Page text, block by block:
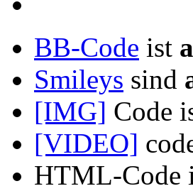
BB-Code ist
Smileys sind
[IMG] Code
[VIDEO]
HTML-Code